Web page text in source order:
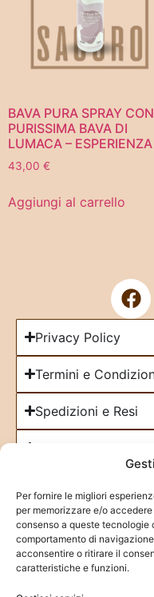
Per fornire le migliori
per memorizzare e/o
consenso a queste tecnologie
comportamento di
acconsentire o ritirare il
caratteristiche e funzioni.
BAVA PURA SPRAY CON
PURISSIMA BAVA DI
LUMACA – ESPERIENZA
43,00 €
Aggiungi al carrello
Privacy Policy
Termini e
Spedizioni e Resi
Fai clic su